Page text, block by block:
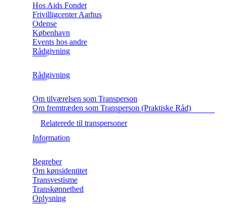
Hos Aids Fondet
Frivilligcenter Aarhus
Odense
København
Events hos andre
Rådgivning
Rådgivning
Om tilværelsen som Transperson
Om fremtræden som Transperson (Praktiske Råd)
Relaterede til transpersoner
Information
Begreber
Om kønsidentitet
Transvestisme
Transkønnethed
Oplysning